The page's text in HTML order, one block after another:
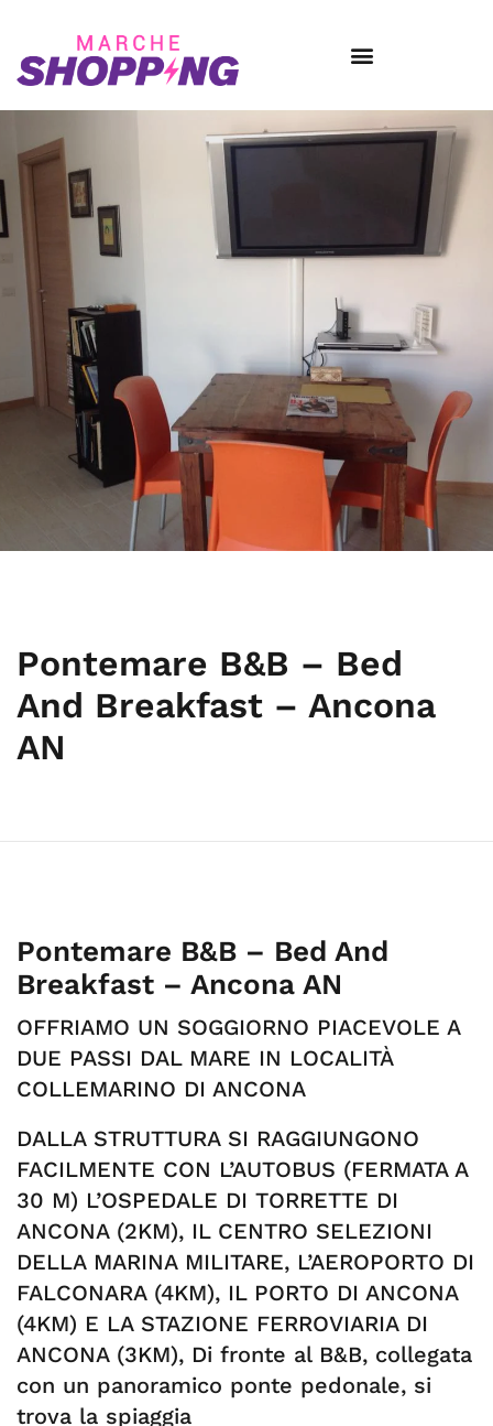
Pontemare B&B – Bed
And Breakfast – Ancona
AN
Pontemare B&B – Bed And
Breakfast – Ancona AN
OFFRIAMO UN SOGGIORNO PIACEVOLE A
DUE PASSI DAL MARE IN LOCALITÀ
COLLEMARINO DI ANCONA
DALLA STRUTTURA SI RAGGIUNGONO
FACILMENTE CON L’AUTOBUS (FERMATA A
30 M) L’OSPEDALE DI TORRETTE DI
ANCONA (2KM), IL CENTRO SELEZIONI
DELLA MARINA MILITARE, L’AEROPORTO DI
FALCONARA (4KM), IL PORTO DI ANCONA
(4KM) E LA STAZIONE FERROVIARIA DI
ANCONA (3KM), Di fronte al B&B, collegata
con un panoramico ponte pedonale, si
trova la spiaggia